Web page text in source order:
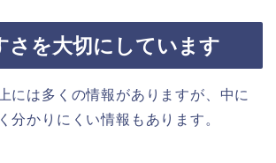
さを大切にしています
には多くの情報がありますが、中に
分かりにくい情報もあります。